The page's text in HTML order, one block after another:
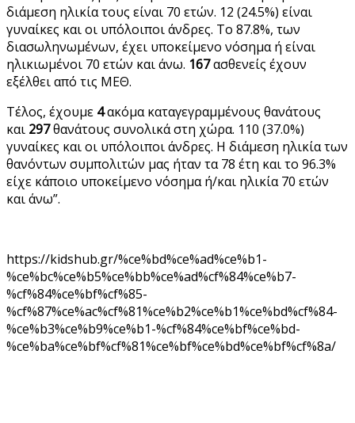
διάμεση ηλικία τους είναι 70 ετών. 12 (24.5%) είναι
γυναίκες και οι υπόλοιποι άνδρες. To 87.8%, των
διασωληνωμένων, έχει υποκείμενο νόσημα ή είναι
ηλικιωμένοι 70 ετών και άνω. 167ασθενείς έχουν
εξέλθει από τις ΜΕΘ.
Τέλος, έχουμε 4ακόμα καταγεγραμμένους θανάτους
και 297θανάτους συνολικά στη χώρα. 110 (37.0%)
γυναίκες και οι υπόλοιποι άνδρες. Η διάμεση ηλικία των
θανόντων συμπολιτών μας ήταν τα 78 έτη και το 96.3%
είχε κάποιο υποκείμενο νόσημα ή/και ηλικία 70 ετών
και άνω”.
https://kidshub.gr/%ce%bd%ce%ad%ce%b1-
%ce%bc%ce%b5%ce%bb%ce%ad%cf%84%ce%b7-
%cf%84%ce%bf%cf%85-
%cf%87%ce%ac%cf%81%ce%b2%ce%b1%ce%bd%cf%84-
%ce%b3%ce%b9%ce%b1-%cf%84%ce%bf%ce%bd-
%ce%ba%ce%bf%cf%81%ce%bf%ce%bd%ce%bf%cf%8a/